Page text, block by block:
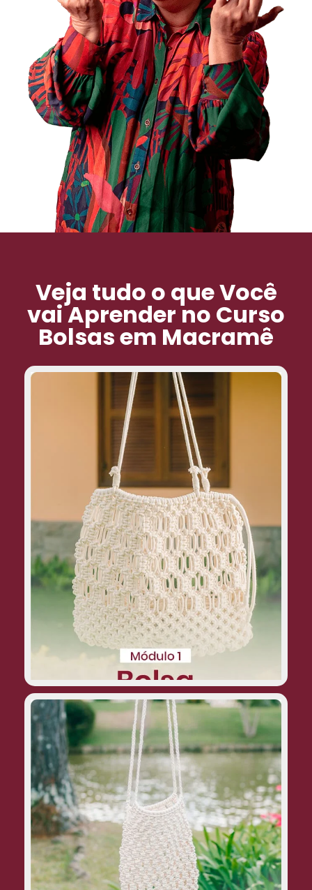
Veja tudo o que Você
vai Aprender no Curso
Bolsas em Macramê
Bolsa de praia:
um modelo grande e espaçoso, perfeito
para carregar toalhas, protetor solar e
outros acessórios para a praia.
Bolsa sacola:
um modelo prático e moderno, com um
formato arredondado e um fecho em
cordão lindíssimo.